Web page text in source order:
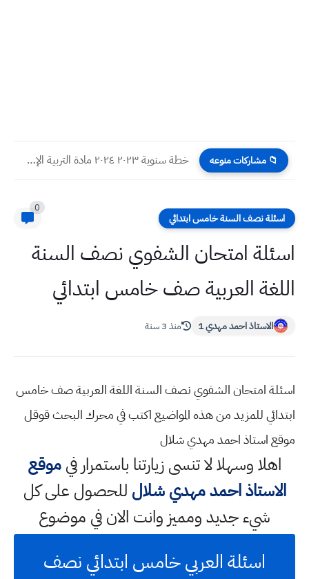
📁 مشاركات منوعه خطة سنوية ٢٠٢٣ ٢٠٢٤ مادة التربية الإسلامية للصف الرابع الابتدائي
اسئلة نصف السنة خامس ابتدائي
0
اسئلة امتحان الشفوي نصف السنة
اللغة العربية صف خامس ابتدائي
الاستاذ احمد مهدي 1 منذ 3 سنة
اسئلة امتحان الشفوي نصف السنة اللغة العربية صف خامس
ابتدائي للمزيد من هذه المواضيع اكتب في محرك البحث قوقل
موقع استاذ احمد مهدي شلال
اهلا وسهلالا تنسى زيارتنا باستمرار فيموقع
الاستاذ احمد مهدي شلال للحصول على كل
شيء جديد ومميز وانت الان في موضوع
اسئلة العربي خامس ابتدائي نصف